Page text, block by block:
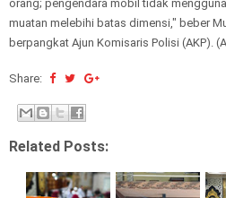
orang; pengendara mobil tidak
muatan melebihi batas dimensi," beber
berpangkat Ajun Komisaris Polisi (AKP).
Share:
Related Posts: